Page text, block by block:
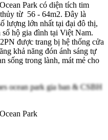
Park có diện tích tim
từ 56 - 64m2. Đây là
lượng lớn nhất tại đại đô thị,
hộ gia đình tại Việt Nam.
được trang bị hệ thống cửa
khả năng đón ánh sáng tự
sống trong lành, mát mẻ cho
Park